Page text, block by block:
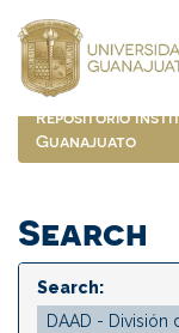
navigation
Repositorio
Guanajuato
Search
Search: